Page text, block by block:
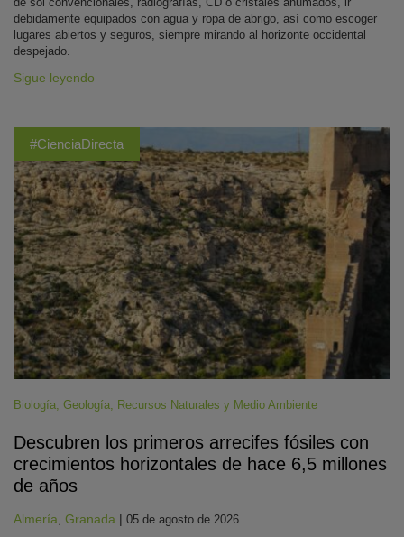
debidamente equipados con agua y ropa de abrigo, así como escoger
lugares abiertos y seguros, siempre mirando al horizonte occidental
despejado.
Sigue leyendo
#CienciaDirecta
Biología, Geología, Recursos Naturales y Medio Ambiente
Descubren los primeros arrecifes fósiles con
crecimientos horizontales de hace 6,5 millones
de años
Almería Granada | 05 de agosto de 2026